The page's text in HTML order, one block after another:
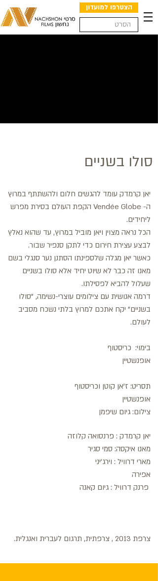
הצטרפו למועדון
סולו בשניים
יאן קרמדק עומד להגשים חלום ולהשתתף במרוץ
ה- Vendée Globe הקפת העולם בסירת מפרש
ליחידים.
הכל נראה מצוין ויאן מוביל במרוץ, עד שהוא נאלץ
לבצע עצירת חירום כדי לתקן סנפיר שבור.
כאשר יאן מגלה שלספינתו הסתנן נער סנגלי בשם
מאנו זה כבר לא שיוט יחיד אלא סולו בשניים
שעלול להביא לפסילתו.
דרמה אנושית עם צילומים עוצרי-נשימה, "סולו
בשניים" יקח אתכם למרוץ בלתי נשכח מסביב
לעולם.
בימוי: כריסטוף
אופנשטיין
תסריט: ז'אן קוטן וכריסטוף
אופנשטיין
צילום: גיום שיפמן
יאן קרמדק : פרנסואה קלוזה
מאנו איקסה: סמי סגיר
מארי דרוויל : וירג'יני
אפירה
פרנק דרוויל : גיום קאנה
צרפת 2013 , צרפתית, תרגום לעברית ואנגלית.